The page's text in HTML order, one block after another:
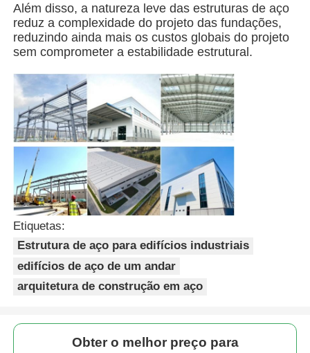
Armazém de estruturas de aço
Construção de aço pesada
Ponte de estruturas de aço
Escritório de estrutura de aço
Galpão Estrutura Metálica
Estrutura de aço de vários andares
Estrutura de aço industrial
Além disso, a natureza leve das estruturas de aço
reduz a complexidade do projeto das fundações,
reduzindo ainda mais os custos globais do projeto
sem comprometer a estabilidade estrutural.
Etiquetas:
Estrutura de aço para edifícios industriais
edifícios de aço de um andar
arquitetura de construção em aço
Obter o melhor preço para